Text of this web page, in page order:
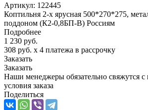
Артикул: 122445
Коптильня 2-х ярусная 500*270*275,
поддоном (К2-0,8БП-В) Россиям
Подробнее
1 230 руб.
308 руб. x 4 платежа в рассрочку
Заказать
Заказать
Наши менеджеры обязательно свяжутся с
условия заказа
Поделиться